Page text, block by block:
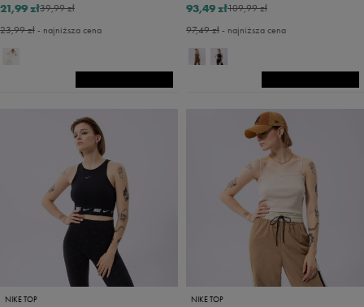
39,99 zł
21,99 zł
23,99 zł- najniższa cena
109,99 zł
93,49 zł
97,49 zł- najniższa cena
NIKE TOP NIKE TOP